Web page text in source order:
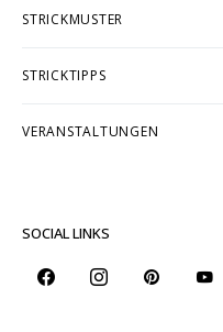
STRICKMUSTER
STRICKTIPPS
VERANSTALTUNGEN
SOCIAL LINKS